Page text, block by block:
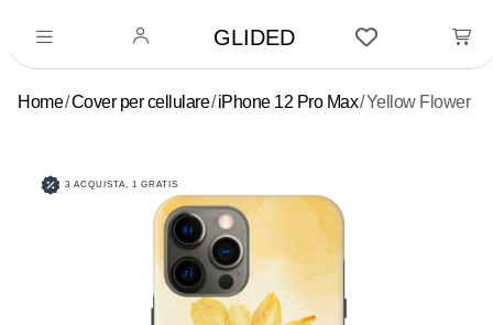
GLIDED
Home Cover per cellulare iPhone 12 Pro Max Yellow Flower
3 ACQUISTA, 1 GRATIS